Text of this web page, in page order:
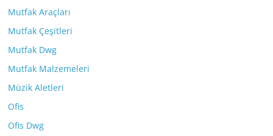
Mutfak Araçları
Mutfak Çeşitleri
Mutfak Dwg
Mutfak Malzemeleri
Müzik Aletleri
Ofis
Ofis Dwg